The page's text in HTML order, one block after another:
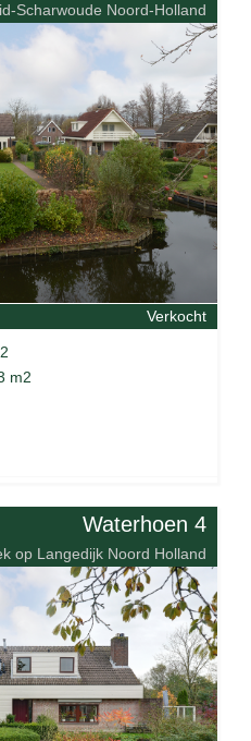
Scharwoude Noord-Holland
Verkocht
m2
Waterhoen 4
op Langedijk Noord Holland